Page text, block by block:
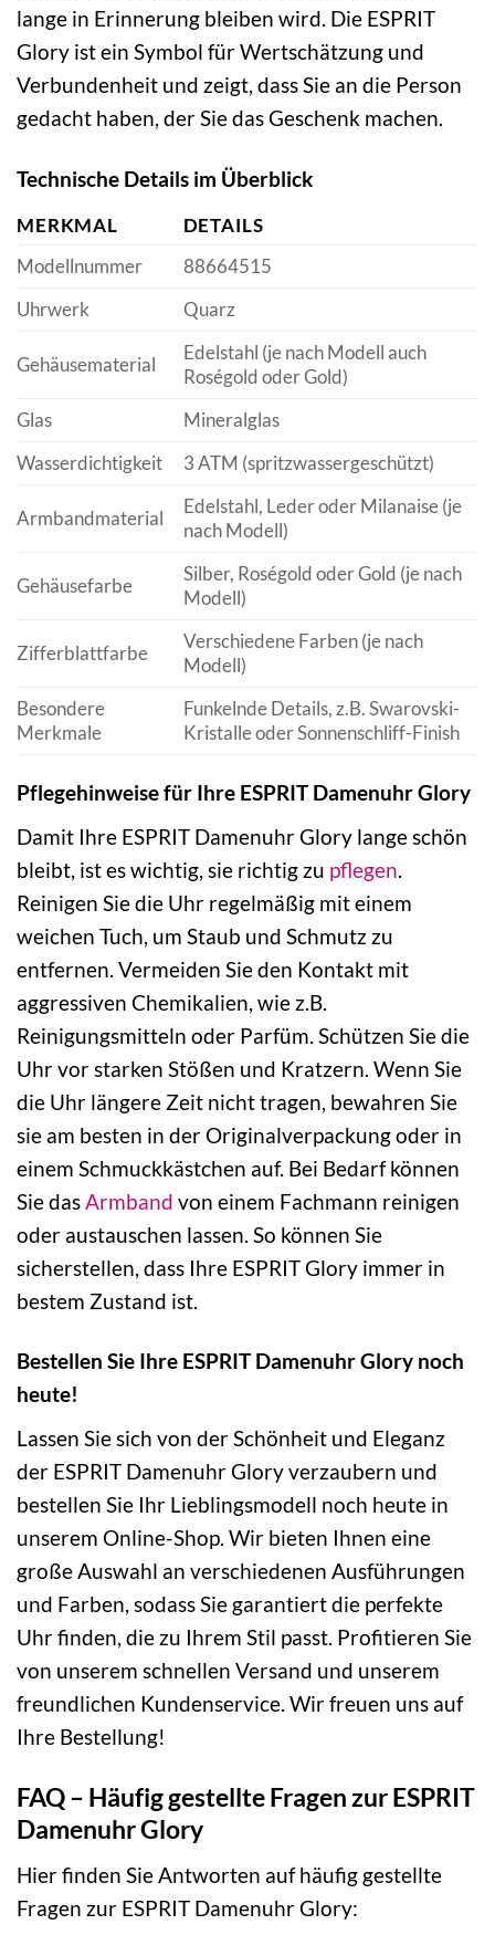
lange in Erinnerung bleiben wird. Die ESPRIT
Glory ist ein Symbol für Wertschätzung und
Verbundenheit und zeigt, dass Sie an die Person
gedacht haben, der Sie das Geschenk machen.
Technische Details im Überblick
MERKMAL
DETAILS
Modellnummer
88664515
Uhrwerk
Quarz
Gehäusematerial
Edelstahl (je nach Modell auch
Roségold oder Gold)
Glas
Mineralglas
Wasserdichtigkeit
3 ATM (spritzwassergeschützt)
Armbandmaterial
Edelstahl, Leder oder Milanaise (je
nach Modell)
Gehäusefarbe
Silber, Roségold oder Gold (je nach
Modell)
Zifferblattfarbe
Verschiedene Farben (je nach
Modell)
Besondere
Merkmale
Funkelnde Details, z.B. Swarovski-
Kristalle oder Sonnenschliff-Finish
Pflegehinweise für Ihre ESPRIT Damenuhr Glory
Damit Ihre ESPRIT Damenuhr Glory lange schön
bleibt, ist es wichtig, sie richtig zu pflegen
Reinigen Sie die Uhr regelmäßig mit einem
weichen Tuch, um Staub und Schmutz zu
entfernen. Vermeiden Sie den Kontakt mit
aggressiven Chemikalien, wie z.B.
Reinigungsmitteln oder Parfüm. Schützen Sie die
Uhr vor starken Stößen und Kratzern. Wenn Sie
die Uhr längere Zeit nicht tragen, bewahren Sie
sie am besten in der Originalverpackung oder in
einem Schmuckkästchen auf. Bei Bedarf können
Sie das Armband von einem Fachmann reinigen
oder austauschen lassen. So können Sie
sicherstellen, dass Ihre ESPRIT Glory immer in
bestem Zustand ist.
Bestellen Sie Ihre ESPRIT Damenuhr Glory noch
heute!
Lassen Sie sich von der Schönheit und Eleganz
der ESPRIT Damenuhr Glory verzaubern und
bestellen Sie Ihr Lieblingsmodell noch heute in
unserem Online-Shop. Wir bieten Ihnen eine
große Auswahl an verschiedenen Ausführungen
und Farben, sodass Sie garantiert die perfekte
Uhr finden, die zu Ihrem Stil passt. Profitieren Sie
von unserem schnellen Versand und unserem
freundlichen Kundenservice. Wir freuen uns auf
Ihre Bestellung!
FAQ – Häufig gestellte Fragen zur ESPRIT
Damenuhr Glory
Hier finden Sie Antworten auf häufig gestellte
Fragen zur ESPRIT Damenuhr Glory: